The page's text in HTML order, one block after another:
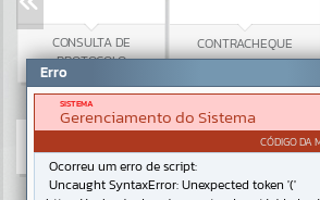
CONSULTA DE
PROTOCOLO
CONTRACHEQUE
Erro
SISTEMA
Gerenciamento do Sistema
CÓDIGO DA
Ocorreu um erro de script:
Uncaught SyntaxError: Unexpected token '('